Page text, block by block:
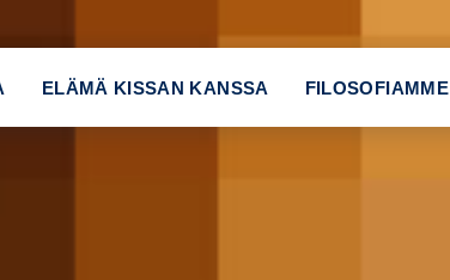
ELÄMÄ KISSAN KANSSA FILOSOFIAMME